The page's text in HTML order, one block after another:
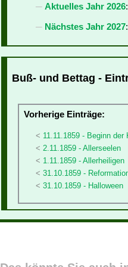
Aktuelles Jahr 2026:
Nächstes Jahr 2027:
Buß- und Bettag -
Vorherige Einträge:
11.11.1859 - Beginn der
2.11.1859 - Allerseelen
1.11.1859 - Allerheiligen
31.10.1859 -
31.10.1859 - Halloween